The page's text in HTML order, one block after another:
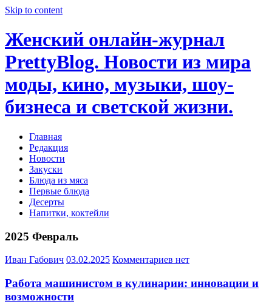
Skip to content
Женский онлайн-журнал
PrettyBlog. Новости из мира
моды, кино, музыки, шоу-
бизнеса и светской жизни.
Главная
Редакция
Новости
Закуски
Блюда из мяса
Первые блюда
Десерты
Напитки, коктейли
2025 Февраль
Иван Габович 03.02.2025 Комментариев нет
Работа машинистом в кулинарии: инновации и
возможности